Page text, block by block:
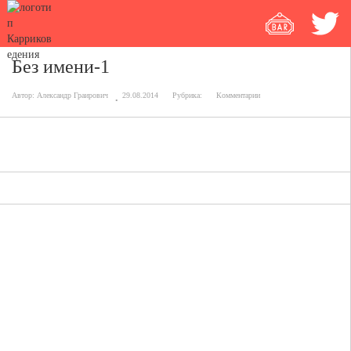
Без имени-1
Автор: Александр Граирович 29.08.2014 Рубрика: Комментарии